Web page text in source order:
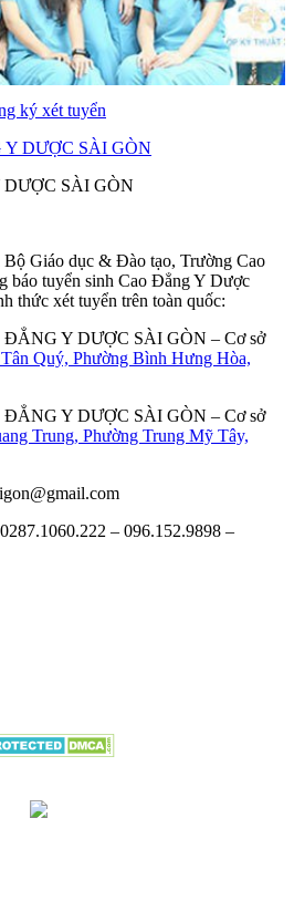
SÀI GÒN
Bộ Giáo dục & Đào tạo, Trường Cao
báo tuyển sinh Cao Đẳng Y Dược
thức xét tuyển trên toàn quốc:
– Cơ sở
Quý, Phường Bình Hưng Hòa,
– Cơ sở
Trung, Phường Trung Mỹ Tây,
– 096.152.9898 –